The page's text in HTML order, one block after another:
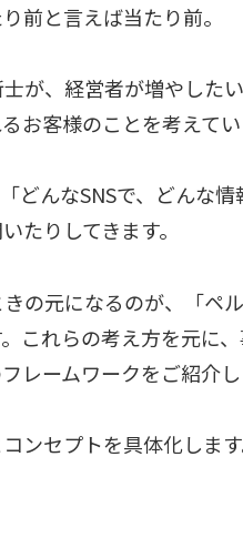
前と言えば当たり前。
が、経営者が増やした
お客様のことを考えてい
どんなSNSで、どんな
たりしてきます。
の元になるのが、「ペ
これらの考え方を元に
レームワークをご紹介し
ンセプトを具体化します